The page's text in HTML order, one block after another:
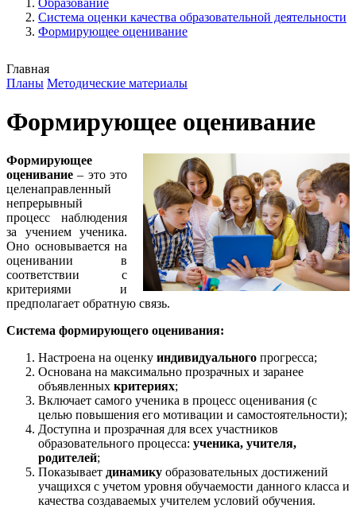
Система оценки качества образовательной деятельности
Формирующее оценивание
Главная
Планы Методические материалы
Формирующее оценивание
Формирующее
оценивание – это это
целенаправленный
непрерывный
процесс наблюдения
за учением ученика.
Оно основывается на
оценивании в
соответствии с
критериями и
предполагает обратную связь.
Система формирующего оценивания:
Настроена на оценку индивидуального прогресса;
Основана на максимально прозрачных и заранее
объявленных критериях;
Включает самого ученика в процесс оценивания (с
целью повышения его мотивации и самостоятельности);
Доступна и прозрачная для всех участников
образовательного процесса: ученика, учителя,
родителей;
Показывает динамику образовательных достижений
учащихся с учетом уровня обучаемости данного класса и
качества создаваемых учителем условий обучения.